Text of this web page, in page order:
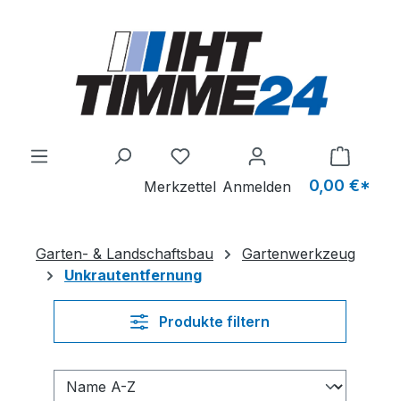
Du hast 0 Produkte auf dem
Merkzettel Anmelden 0,00 €*
Garten- & Landschaftsbau
Gartenwerkzeug
Unkrautentfernung
Produkte filtern